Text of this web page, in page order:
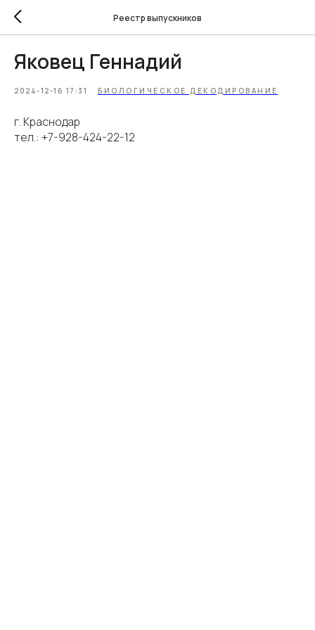
Реестр выпускников
Яковец Геннадий
2024-12-16 17:31 БИОЛОГИЧЕСКОЕ ДЕКОДИРОВАНИЕ
г. Краснодар
тел.: +7-928-424-22-12